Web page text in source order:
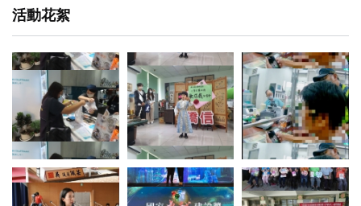
活動花絮